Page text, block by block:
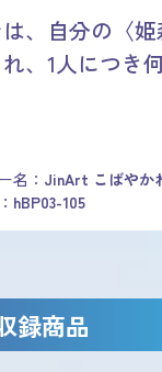
、自分の〈
、1人につき
名： JinArt こばやか
hBP03-105
録商品